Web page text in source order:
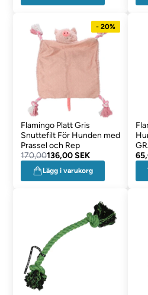
- 20%
Flamingo Platt Gris
Snuttefilt För Hunden med
Prassel och Rep
170,00136,00 SEK
Lägg i varukorg